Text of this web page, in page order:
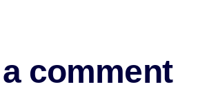
comment